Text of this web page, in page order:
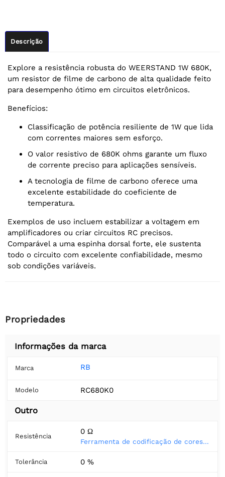
Descrição
Explore a resistência robusta do WEERSTAND 1W 680K,
um resistor de filme de carbono de alta qualidade feito
para desempenho ótimo em circuitos eletrônicos.
Benefícios:
Classificação de potência resiliente de 1W que lida
com correntes maiores sem esforço.
O valor resistivo de 680K ohms garante um fluxo
de corrente preciso para aplicações sensíveis.
A tecnologia de filme de carbono oferece uma
excelente estabilidade do coeficiente de
temperatura.
Exemplos de uso incluem estabilizar a voltagem em
amplificadores ou criar circuitos RC precisos.
Comparável a uma espinha dorsal forte, ele sustenta
todo o circuito com excelente confiabilidade, mesmo
sob condições variáveis.
Propriedades
Informações da marca
Marca RB
Modelo RC680K0
Outro
Resistência
0 Ω
Ferramenta de codificação de cores do resistor
Tolerância 0 %